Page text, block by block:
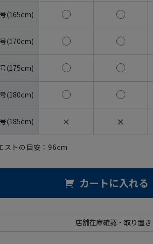
(165cm)
(170cm)
(175cm)
(180cm)
(185cm) ✕ ✕
ストの目安： 96cm
カートに入れる